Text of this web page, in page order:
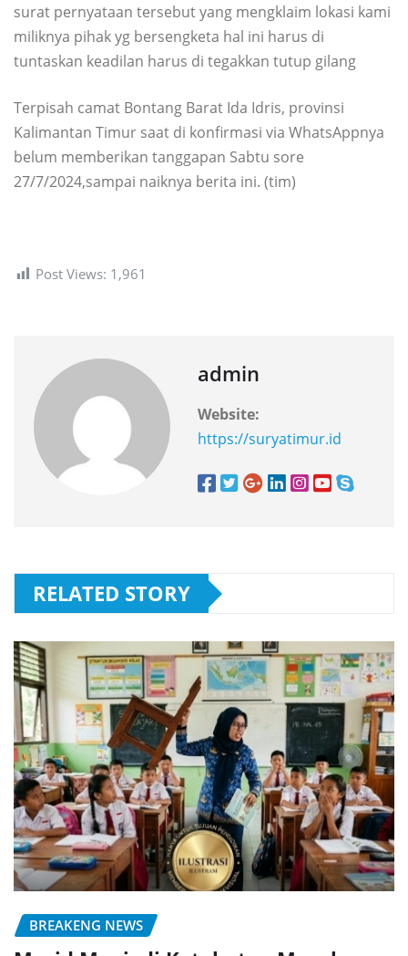
surat pernyataan tersebut yang mengklaim lokasi kami
miliknya pihak yg bersengketa hal ini harus di
tuntaskan keadilan harus di tegakkan tutup gilang
Terpisah camat Bontang Barat Ida Idris, provinsi
Kalimantan Timur saat di konfirmasi via WhatsAppnya
belum memberikan tanggapan Sabtu sore
27/7/2024,sampai naiknya berita ini. (tim)
Post Views: 1,961
admin
Website:
https://suryatimur.id
RELATED STORY
BREAKENG NEWS